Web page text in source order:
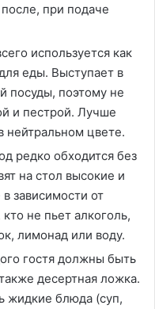
при подаче
используется как
еды. Выступает в
посуды, поэтому не
и пестрой. Лучше
нейтральном цвете.
редко обходится без
на стол высокие и
зависимости от
не пьет алкоголь,
лимонад или воду.
гостя должны быть
десертная ложка.
жидкие блюда (суп,